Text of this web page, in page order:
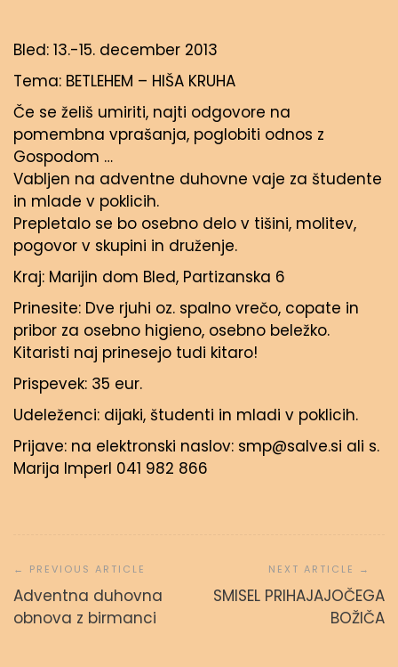
Bled: 13.-15. december 2013
Tema: BETLEHEM – HIŠA KRUHA
Če se želiš umiriti, najti odgovore na
pomembna vprašanja, poglobiti odnos z
Gospodom …
Vabljen na adventne duhovne vaje za študente
in mlade v poklicih.
Prepletalo se bo osebno delo v tišini, molitev,
pogovor v skupini in druženje.
Kraj: Marijin dom Bled, Partizanska 6
Prinesite: Dve rjuhi oz. spalno vrečo, copate in
pribor za osebno higieno, osebno beležko.
Kitaristi naj prinesejo tudi kitaro!
Prispevek: 35 eur.
Udeleženci: dijaki, študenti in mladi v poklicih.
Prijave: na elektronski naslov: smp@salve.si ali s.
Marija Imperl 041 982 866
prispevka
Adventna duhovna
obnova z birmanci
SMISEL PRIHAJAJOČEGA
BOŽIČA
Svetopisemske urice